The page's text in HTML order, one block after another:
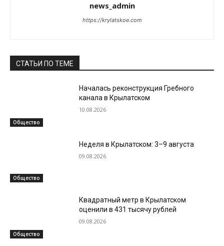
news_admin
https://krylatskoe.com
СТАТЬИ ПО ТЕМЕ
Общество
Началась реконструкция Гребного
канала в Крылатском
10.08.2026
Общество
Неделя в Крылатском: 3–9 августа
09.08.2026
Общество
Квадратный метр в Крылатском
оценили в 431 тысячу рублей
09.08.2026